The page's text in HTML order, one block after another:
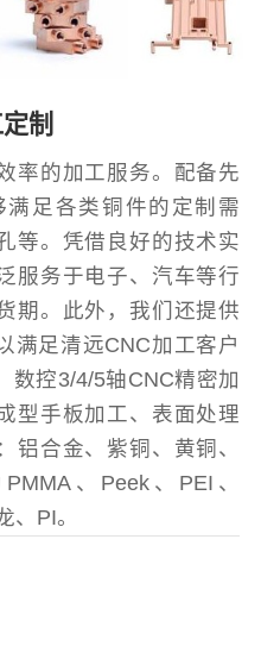
制
率的加工服务。配备先
足各类铜件的定制需
等。凭借良好的技术实
服务于电子、汽车等行
期。此外，我们还提供
满足清远CNC加工客户
数控3/4/5轴CNC精密加
型手板加工、表面处理
铝合金、紫铜、黄铜、
、Peek、PEI、
、PI。